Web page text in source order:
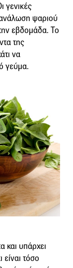
γενικές
ψαριού
εβδομάδα. Το
της
να
γεύμα.
και υπάρχει
τόσο